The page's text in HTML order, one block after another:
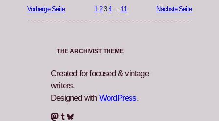
Vorherige Seite 1 2 3 4 … 11 Nächste Seite
THE ARCHIVIST THEME
Created for focused & vintage
writers.
Designed with WordPress.
Mastodon Tumblr Bluesky